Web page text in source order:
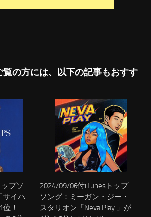
覧の方には、以下の記事もおすす
プソ
サイハ
！
2024/09/06付iTunesトップ
ソング：ミーガン・ジー・
スタリオン「Neva Play 」が